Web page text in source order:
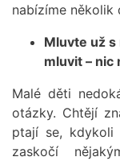
nabízíme několik
Mluvte už
mluvit – nic
Malé děti
otázky. Chtějí
ptají se, kdykoli
zaskočí